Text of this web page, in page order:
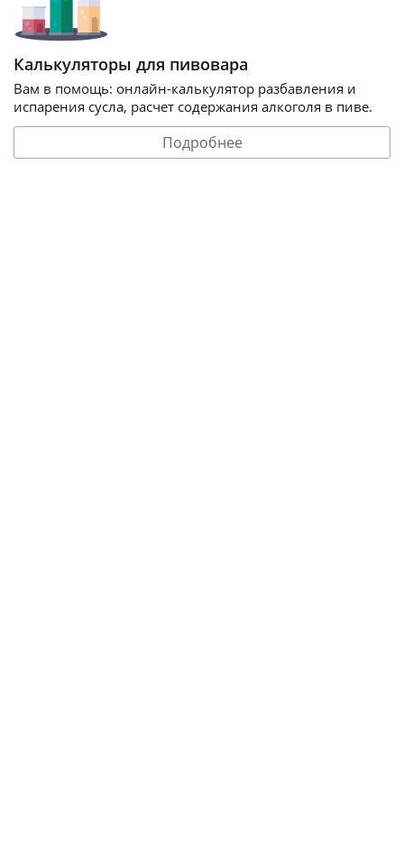
Калькуляторы для пивовара
Вам в помощь: онлайн-калькулятор разбавления и
испарения сусла, расчет содержания алкоголя в пиве.
Подробнее